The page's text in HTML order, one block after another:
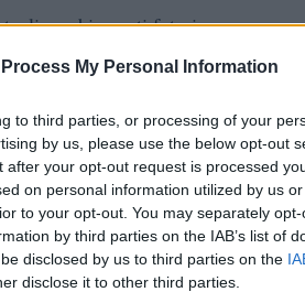
Process My Personal Information
to third parties, or processing of your
by us, please use the below opt-out
your opt-out request is processed
on personal information utilized by us
to your opt-out. You may separately
by third parties on the IAB’s list of
disclosed by us to third parties on the
disclose it to other third parties.
cambiamenti futuri.
chiave riguardanti
con vari
di questi dati è